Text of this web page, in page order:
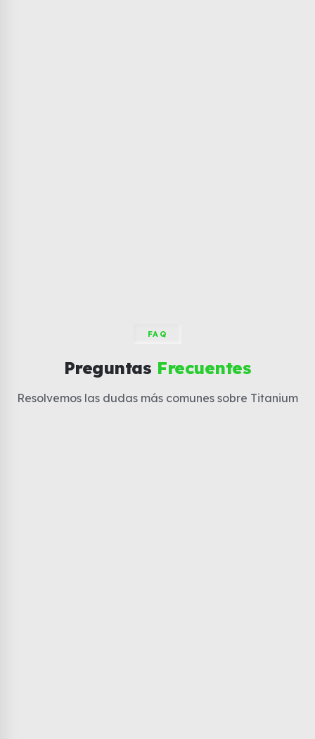
FAQ
Preguntas Frecuentes
Resolvemos las dudas más comunes sobre Titanium